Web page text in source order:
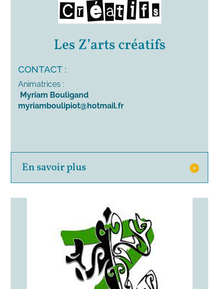
Les Z’arts créatifs
CONTACT :
Animatrices :
Myriam Bouligand
myriamboulipiot@hotmail.fr
En savoir plus